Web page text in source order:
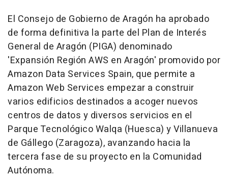
El Consejo de Gobierno de Aragón ha aprobado
de forma definitiva la parte del Plan de Interés
General de Aragón (PIGA) denominado
'Expansión Región AWS en Aragón' promovido por
Amazon Data Services Spain, que permite a
Amazon Web Services empezar a construir
varios edificios destinados a acoger nuevos
centros de datos y diversos servicios en el
Parque Tecnológico Walqa (Huesca) y Villanueva
de Gállego (Zaragoza), avanzando hacia la
tercera fase de su proyecto en la Comunidad
Autónoma.